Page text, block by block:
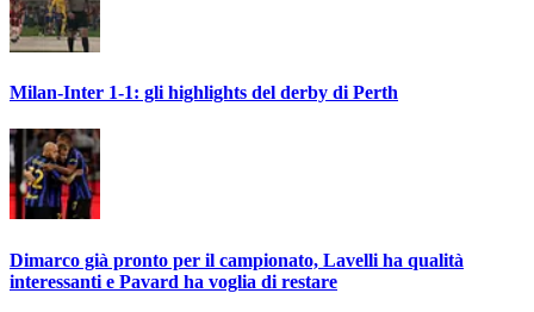
Milan-Inter 1-1: gli highlights del derby di Perth
Dimarco già pronto per il campionato, Lavelli ha qualità
interessanti e Pavard ha voglia di restare